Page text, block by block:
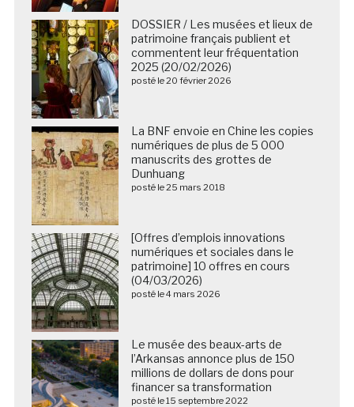
DOSSIER / Les musées et lieux de
patrimoine français publient et
commentent leur fréquentation
2025 (20/02/2026)
posté le 20 février 2026
La BNF envoie en Chine les copies
numériques de plus de 5 000
manuscrits des grottes de
Dunhuang
posté le 25 mars 2018
[Offres d’emplois innovations
numériques et sociales dans le
patrimoine] 10 offres en cours
(04/03/2026)
posté le 4 mars 2026
Le musée des beaux-arts de
l’Arkansas annonce plus de 150
millions de dollars de dons pour
financer sa transformation
posté le 15 septembre 2022